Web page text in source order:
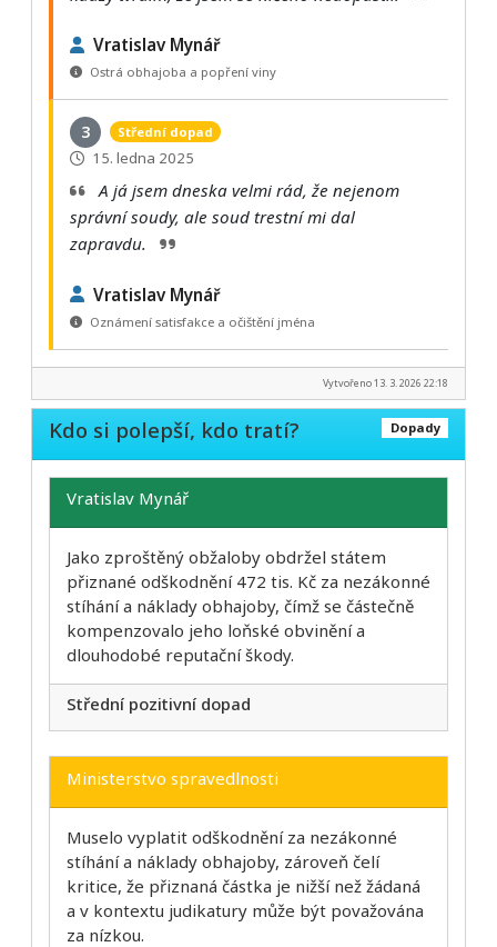
Vratislav Mynář
Ostrá obhajoba a popření viny
3 Střední dopad
15. ledna 2025
A já jsem dneska velmi rád, že nejenom
správní soudy, ale soud trestní mi dal
zapravdu.
Vratislav Mynář
Oznámení satisfakce a očištění jména
Vytvořeno 13. 3. 2026 22:18
Dopady
Kdo si polepší, kdo tratí?
Vratislav Mynář
Jako zproštěný obžaloby obdržel státem
přiznané odškodnění 472 tis. Kč za nezákonné
stíhání a náklady obhajoby, čímž se částečně
kompenzovalo jeho loňské obvinění a
dlouhodobé reputační škody.
Střední pozitivní dopad
Ministerstvo spravedlnosti
Muselo vyplatit odškodnění za nezákonné
stíhání a náklady obhajoby, zároveň čelí
kritice, že přiznaná částka je nižší než žádaná
a v kontextu judikatury může být považována
za nízkou.